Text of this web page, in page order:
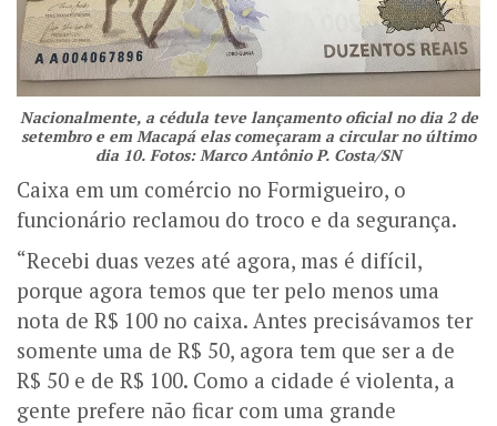
Nacionalmente, a cédula teve lançamento oficial no dia 2 de
setembro e em Macapá elas começaram a circular no último
dia 10. Fotos: Marco Antônio P. Costa/SN
Caixa em um comércio no Formigueiro, o
funcionário reclamou do troco e da segurança.
“Recebi duas vezes até agora, mas é difícil,
porque agora temos que ter pelo menos uma
nota de R$ 100 no caixa. Antes precisávamos ter
somente uma de R$ 50, agora tem que ser a de
R$ 50 e de R$ 100. Como a cidade é violenta, a
gente prefere não ficar com uma grande